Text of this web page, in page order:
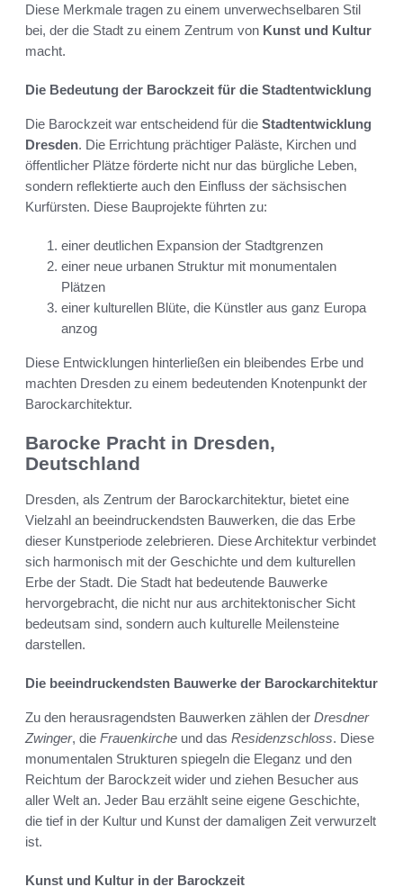
Diese Merkmale tragen zu einem unverwechselbaren Stil
bei, der die Stadt zu einem Zentrum von Kunst und Kultur
macht.
Die Bedeutung der Barockzeit für die Stadtentwicklung
Die Barockzeit war entscheidend für die Stadtentwicklung
Dresden. Die Errichtung prächtiger Paläste, Kirchen und
öffentlicher Plätze förderte nicht nur das bürgliche Leben,
sondern reflektierte auch den Einfluss der sächsischen
Kurfürsten. Diese Bauprojekte führten zu:
einer deutlichen Expansion der Stadtgrenzen
einer neue urbanen Struktur mit monumentalen
Plätzen
einer kulturellen Blüte, die Künstler aus ganz Europa
anzog
Diese Entwicklungen hinterließen ein bleibendes Erbe und
machten Dresden zu einem bedeutenden Knotenpunkt der
Barockarchitektur.
Barocke Pracht in Dresden,
Deutschland
Dresden, als Zentrum der Barockarchitektur, bietet eine
Vielzahl an beeindruckendsten Bauwerken, die das Erbe
dieser Kunstperiode zelebrieren. Diese Architektur verbindet
sich harmonisch mit der Geschichte und dem kulturellen
Erbe der Stadt. Die Stadt hat bedeutende Bauwerke
hervorgebracht, die nicht nur aus architektonischer Sicht
bedeutsam sind, sondern auch kulturelle Meilensteine
darstellen.
Die beeindruckendsten Bauwerke der Barockarchitektur
Zu den herausragendsten Bauwerken zählen der Dresdner
Zwinger, die Frauenkirche und das Residenzschloss. Diese
monumentalen Strukturen spiegeln die Eleganz und den
Reichtum der Barockzeit wider und ziehen Besucher aus
aller Welt an. Jeder Bau erzählt seine eigene Geschichte,
die tief in der Kultur und Kunst der damaligen Zeit verwurzelt
ist.
Kunst und Kultur in der Barockzeit